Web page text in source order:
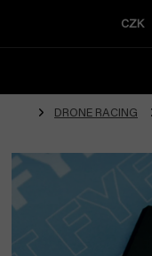
CZK
DRONE RACING